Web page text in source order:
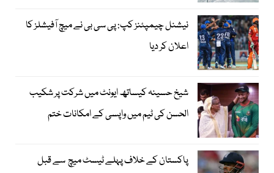
نیشنل چیمپئنز کپ: پی سی بی نے میچ آفیشلز کا
اعلان کر دیا
شیخ حسینہ کیساتھ ایونٹ میں شرکت پر شکیب
الحسن کی ٹیم میں واپسی کے امکانات ختم
پاکستان کے خلاف پہلے ٹیسٹ میچ سے قبل